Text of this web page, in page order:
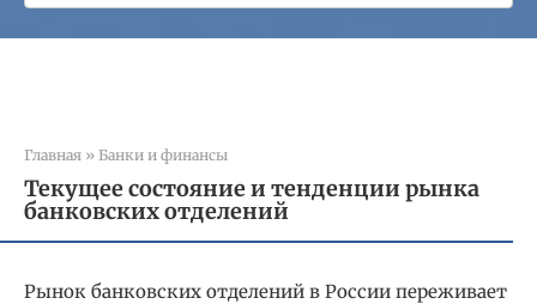
Главная » Банки и финансы
Текущее состояние и тенденции рынка
банковских отделений
Рынок банковских отделений в России переживает